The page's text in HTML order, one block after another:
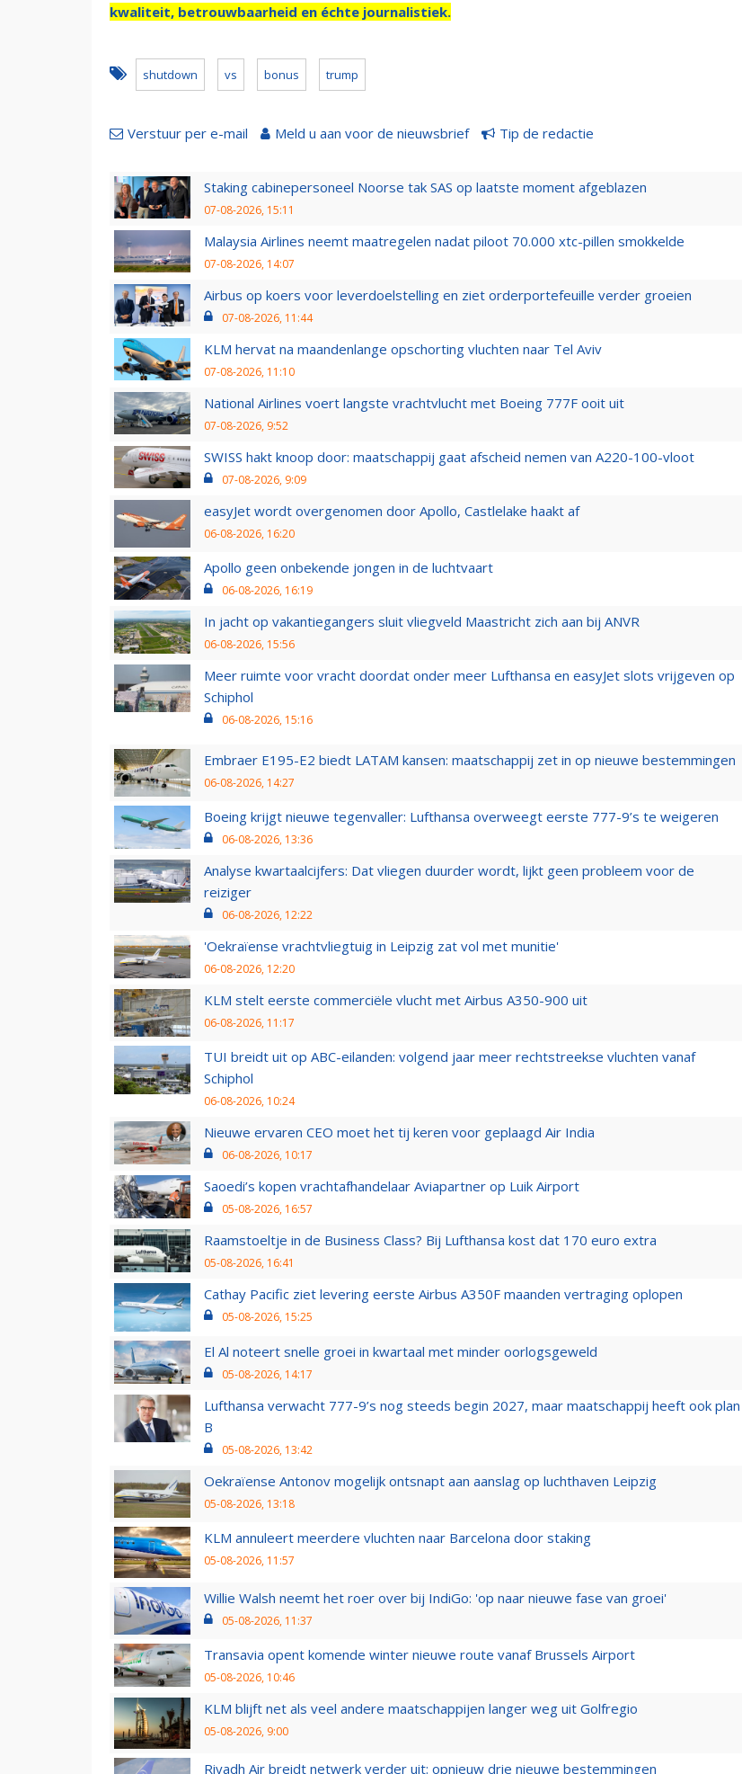
kwaliteit, betrouwbaarheid en échte journalistiek.
shutdown vs bonus trump
Verstuur per e-mail Meld u aan voor de nieuwsbrief Tip de redactie
Staking cabinepersoneel Noorse tak SAS op laatste moment afgeblazen
07-08-2026, 15:11
Malaysia Airlines neemt maatregelen nadat piloot 70.000 xtc-pillen smokkelde
07-08-2026, 14:07
Airbus op koers voor leverdoelstelling en ziet orderportefeuille verder groeien
07-08-2026, 11:44
KLM hervat na maandenlange opschorting vluchten naar Tel Aviv
07-08-2026, 11:10
National Airlines voert langste vrachtvlucht met Boeing 777F ooit uit
07-08-2026, 9:52
SWISS hakt knoop door: maatschappij gaat afscheid nemen van A220-100-vloot
07-08-2026, 9:09
easyJet wordt overgenomen door Apollo, Castlelake haakt af
06-08-2026, 16:20
Apollo geen onbekende jongen in de luchtvaart
06-08-2026, 16:19
In jacht op vakantiegangers sluit vliegveld Maastricht zich aan bij ANVR
06-08-2026, 15:56
Meer ruimte voor vracht doordat onder meer Lufthansa en easyJet slots vrijgeven op
Schiphol
06-08-2026, 15:16
Embraer E195-E2 biedt LATAM kansen: maatschappij zet in op nieuwe bestemmingen
06-08-2026, 14:27
Boeing krijgt nieuwe tegenvaller: Lufthansa overweegt eerste 777-9’s te weigeren
06-08-2026, 13:36
Analyse kwartaalcijfers: Dat vliegen duurder wordt, lijkt geen probleem voor de
reiziger
06-08-2026, 12:22
'Oekraïense vrachtvliegtuig in Leipzig zat vol met munitie'
06-08-2026, 12:20
KLM stelt eerste commerciële vlucht met Airbus A350-900 uit
06-08-2026, 11:17
TUI breidt uit op ABC-eilanden: volgend jaar meer rechtstreekse vluchten vanaf
Schiphol
06-08-2026, 10:24
Nieuwe ervaren CEO moet het tij keren voor geplaagd Air India
06-08-2026, 10:17
Saoedi’s kopen vrachtafhandelaar Aviapartner op Luik Airport
05-08-2026, 16:57
Raamstoeltje in de Business Class? Bij Lufthansa kost dat 170 euro extra
05-08-2026, 16:41
Cathay Pacific ziet levering eerste Airbus A350F maanden vertraging oplopen
05-08-2026, 15:25
El Al noteert snelle groei in kwartaal met minder oorlogsgeweld
05-08-2026, 14:17
Lufthansa verwacht 777-9’s nog steeds begin 2027, maar maatschappij heeft ook plan
B
05-08-2026, 13:42
Oekraïense Antonov mogelijk ontsnapt aan aanslag op luchthaven Leipzig
05-08-2026, 13:18
KLM annuleert meerdere vluchten naar Barcelona door staking
05-08-2026, 11:57
Willie Walsh neemt het roer over bij IndiGo: 'op naar nieuwe fase van groei'
05-08-2026, 11:37
Transavia opent komende winter nieuwe route vanaf Brussels Airport
05-08-2026, 10:46
KLM blijft net als veel andere maatschappijen langer weg uit Golfregio
05-08-2026, 9:00
Riyadh Air breidt netwerk verder uit: opnieuw drie nieuwe bestemmingen